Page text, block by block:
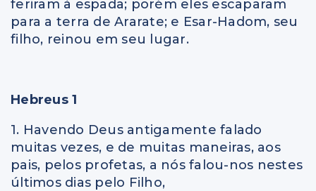
feriram à espada; porém eles escaparam
para a terra de Ararate; e Esar-Hadom, seu
filho, reinou em seu lugar.
Hebreus 1
1. Havendo Deus antigamente falado
muitas vezes, e de muitas maneiras, aos
pais, pelos profetas, a nós falou-nos nestes
últimos dias pelo Filho,